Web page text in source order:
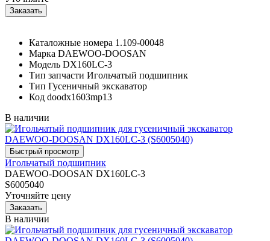
Каталожные номера 1.109-00048
Марка DAEWOO-DOOSAN
Модель DX160LC-3
Тип запчасти Игольчатый подшипник
Тип Гусеничный экскаватор
Код doodx1603mp13
В наличии
Игольчатый подшипник
DAEWOO-DOOSAN DX160LC-3
S6005040
Уточняйте цену
В наличии